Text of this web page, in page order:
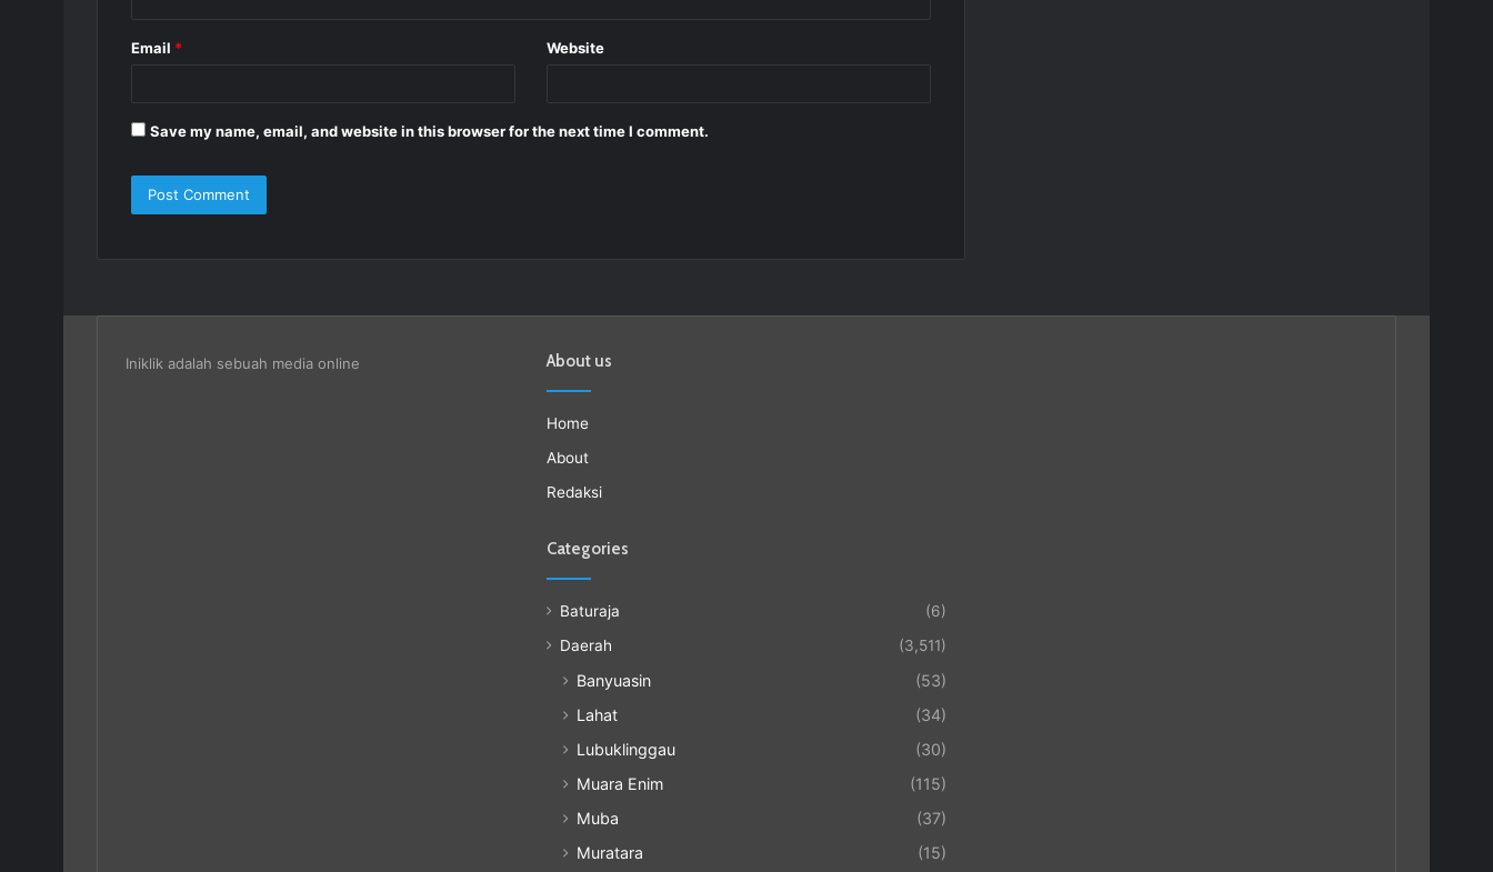
Email * Website
Save my name, email, and website in this browser for the next time I comment.
Iniklik adalah sebuah media online About us
Home
About
Redaksi
Categories
Baturaja
(6)
Daerah
(3,511)
Banyuasin
(53)
Lahat
(34)
Lubuklinggau
(30)
Muara Enim
(115)
Muba
(37)
Muratara
(15)